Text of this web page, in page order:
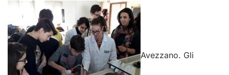
Avezzano. Gli